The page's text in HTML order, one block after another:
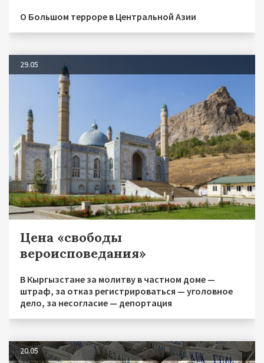
О Большом терроре в Центральной Азии
29.05
Цена «свободы
вероисповедания»
В Кыргызстане за молитву в частном доме —
штраф, за отказ регистрироваться — уголовное
дело, за несогласие — депортация
20.05